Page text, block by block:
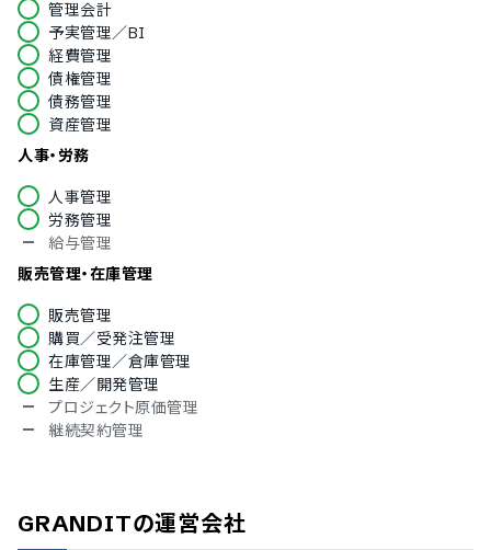
管理会計
予実管理／BI
経費管理
債権管理
債務管理
資産管理
人事・労務
人事管理
労務管理
給与管理
販売管理・在庫管理
販売管理
購買／受発注管理
在庫管理／倉庫管理
生産／開発管理
プロジェクト原価管理
継続契約管理
GRANDITの運営会社